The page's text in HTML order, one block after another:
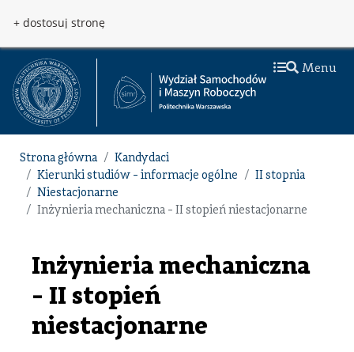
+ dostosuj stronę
Menu
Strona główna
Kandydaci
Kierunki studiów - informacje ogólne
II stopnia
Niestacjonarne
Inżynieria mechaniczna - II stopień niestacjonarne
Inżynieria mechaniczna
- II stopień
niestacjonarne